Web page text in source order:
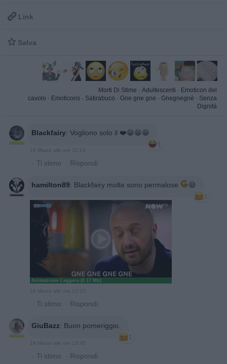
 Link
 Salva
Morti Di Stime · Adultescenti · Emoticon del
cavolo · Emoticons · Satirabuco · Gne gne gne · Gnegnegnè · Senza
Dignità
Blackfairy: Vogliono solo il ❤️😁😁😁
1
19 Marzo alle ore 12:24
· Ti stimo · Rispondi
hamilton89: Blackfairy molte sono permalose 😆
1
Animazione Leggera (0.17 Mb)
19 Marzo alle ore 12:33
· Ti stimo · Rispondi
GiuBazz: Buon pomeriggio.
1
19 Marzo alle ore 13:45
· Ti stimo · Rispondi